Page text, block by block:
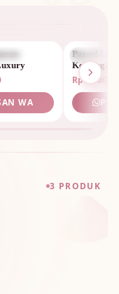
WA
PARCEL
Parcel
Keluarga
Rp
3 PRODUK